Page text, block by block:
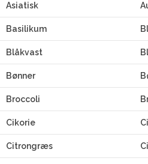
Asiatisk
Basilikum
Blåkvast
Bønner
Broccoli
Cikorie
Citrongræs